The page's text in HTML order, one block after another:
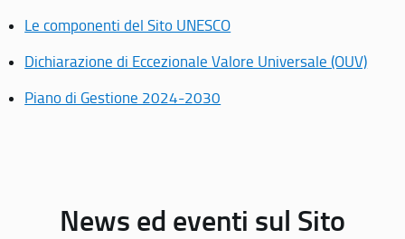
Le componenti del Sito UNESCO
Dichiarazione di Eccezionale Valore Universale (OUV)
Piano di Gestione 2024-2030
News ed eventi sul Sito